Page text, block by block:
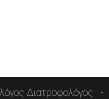
Διατροφολόγος